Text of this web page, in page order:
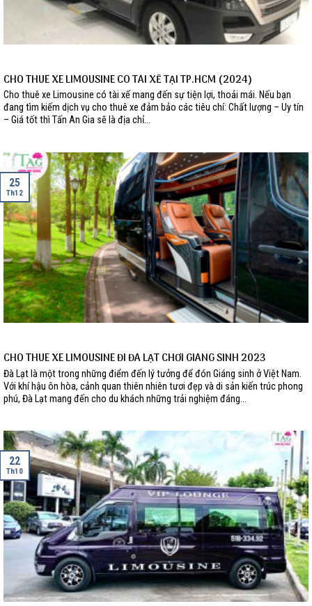
CHO THUÊ XE LIMOUSINE CÓ TÀI XẾ TẠI TP.HCM (2024)
Cho thuê xe Limousine có tài xế mang đến sự tiện lợi, thoải mái. Nếu bạn
đang tìm kiếm dịch vụ cho thuê xe đảm bảo các tiêu chí: Chất lượng – Uy tín
– Giá tốt thì Tấn An Gia sẽ là địa chỉ...
CHO THUE XE LIMOUSINE ĐI ĐÀ LẠT CHƠI GIÁNG SINH 2023
Đà Lạt là một trong những điểm đến lý tưởng để đón Giáng sinh ở Việt Nam.
Với khí hậu ôn hòa, cảnh quan thiên nhiên tươi đẹp và di sản kiến trúc phong
phú, Đà Lạt mang đến cho du khách những trải nghiệm đáng...
25
Th12
22
Th10